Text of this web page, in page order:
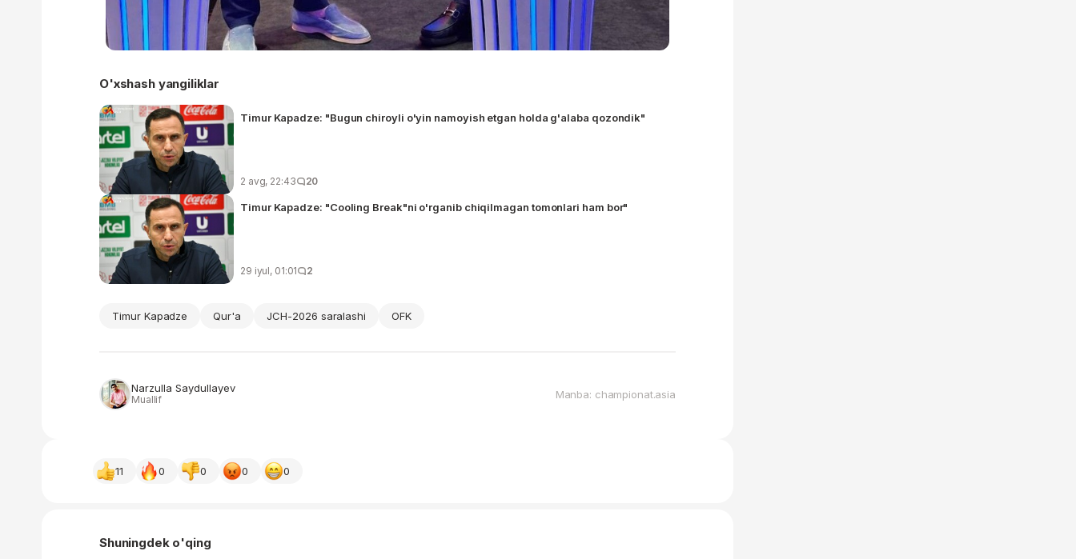
O'xshash yangiliklar
Timur Kapadze: "Bugun chiroyli o'yin namoyish etgan holda g'alaba qozondik"
2 avg, 22:43 20
Timur Kapadze: "Cooling Break"ni o'rganib chiqilmagan tomonlari ham bor"
29 iyul, 01:01 2
Timur Kapadze Qur'a JCH-2026 saralashi OFK
Narzulla Saydullayev
Muallif Manba: championat.asia
11 0 0 0 0
Shuningdek o'qing